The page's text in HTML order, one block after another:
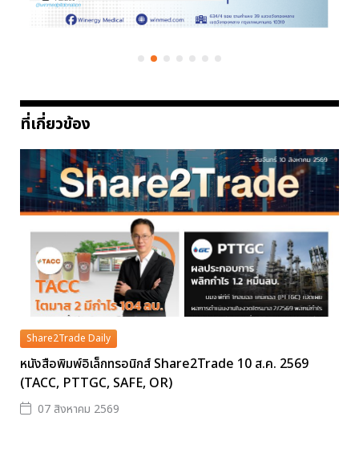
ที่เกี่ยวข้อง
Share2Trade Daily
หนังสือพิมพ์อิเล็กทรอนิกส์ Share2Trade 10 ส.ค. 2569
(TACC, PTTGC, SAFE, OR)
07 สิงหาคม 2569